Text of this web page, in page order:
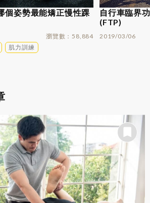
個姿勢最能矯正慢性踝
瀏覽數
58,884
肌力訓練
自行車臨界
(FTP)
2019/03/06